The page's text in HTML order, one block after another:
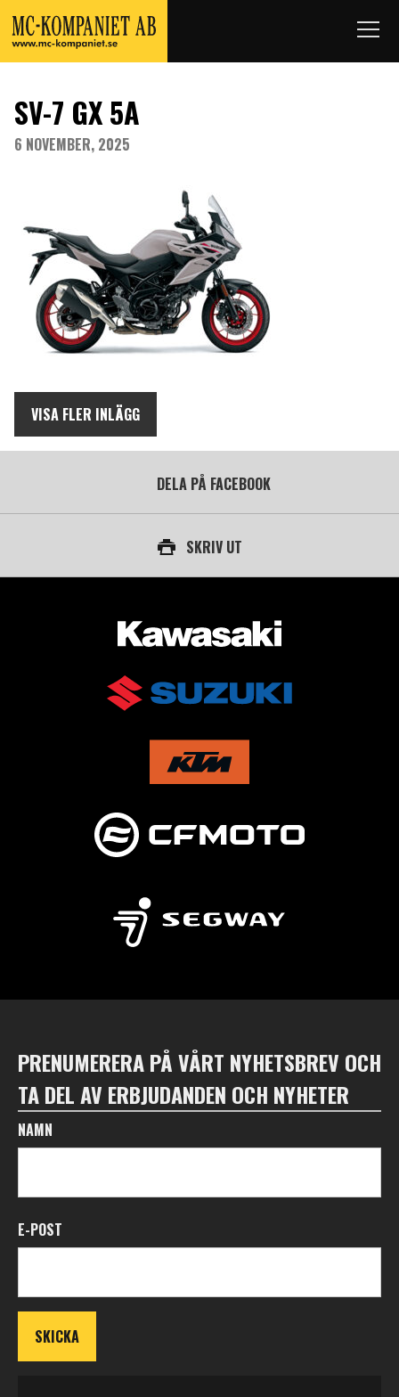
SV-7 GX 5A
6 NOVEMBER, 2025
VISA FLER INLÄGG
DELA PÅ FACEBOOK
SKRIV UT
AUKTORISERAD ÅTERFÖRSÄLJARE AV
PRENUMERERA PÅ VÅRT NYHETSBREV OCH
TA DEL AV ERBJUDANDEN OCH NYHETER
NAMN
E-POST